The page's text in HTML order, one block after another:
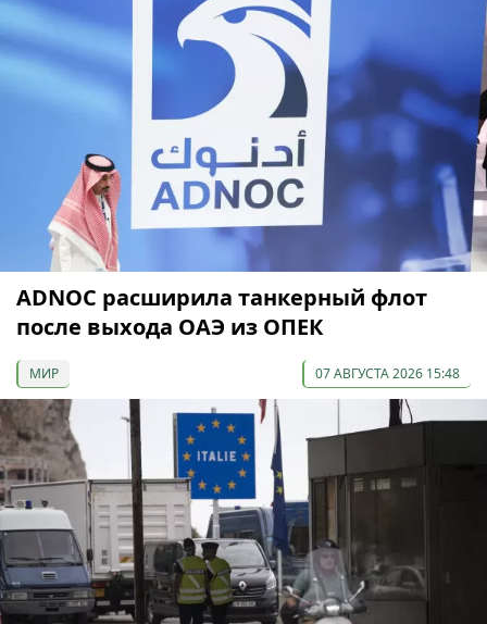
ADNOC расширила танкерный флот
после выхода ОАЭ из ОПЕК
МИР 07 АВГУСТА 2026 15:48